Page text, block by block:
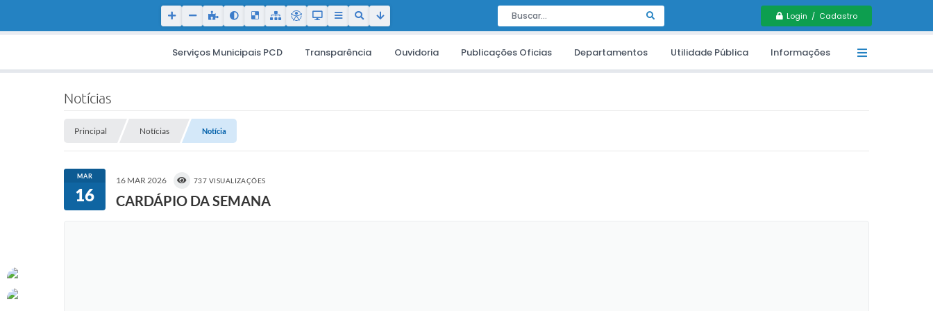
Login / Cadastro
Serviços Municipais PCD Transparência Ouvidoria Publicações Oficias Departamentos Utilidade Pública Informações
Notícias
Principal Notícias Notícia
MAR
16
16 MAR 2026 737 VISUALIZAÇÕES
CARDÁPIO DA SEMANA